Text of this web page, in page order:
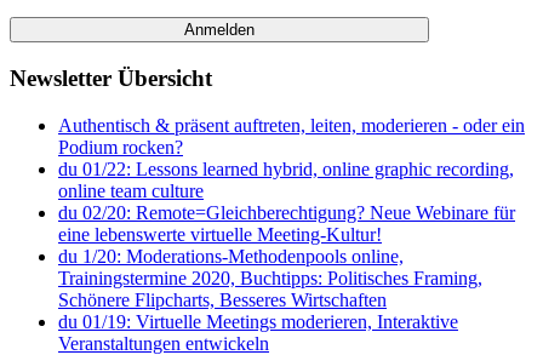
Newsletter Übersicht
Authentisch & präsent auftreten, leiten, moderieren - oder ein
Podium rocken?
du 01/22: Lessons learned hybrid, online graphic recording,
online team culture
du 02/20: Remote=Gleichberechtigung? Neue Webinare für
eine lebenswerte virtuelle Meeting-Kultur!
du 1/20: Moderations-Methodenpools online,
Trainingstermine 2020, Buchtipps: Politisches Framing,
Schönere Flipcharts, Besseres Wirtschaften
du 01/19: Virtuelle Meetings moderieren, Interaktive
Veranstaltungen entwickeln